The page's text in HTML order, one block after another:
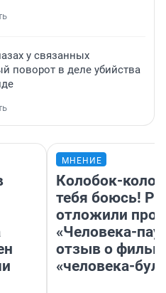
у связанных
поворот в деле убийства
МНЕНИЕ
Колобок-
тебя боюсь!
отложили
«Человека-
отзыв о
«человека-